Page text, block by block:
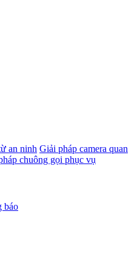
an ninh Giải pháp camera quan
chuông gọi phục vụ
báo